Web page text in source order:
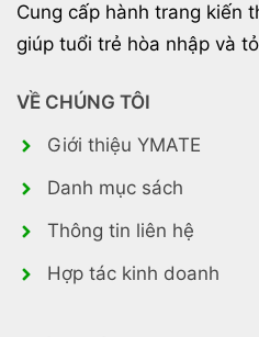
Cung cấp hành trang kiến
giúp tuổi trẻ hòa nhập và
VỀ CHÚNG TÔI
Giới thiệu YMATE
Danh mục sách
Thông tin liên hệ
Hợp tác kinh doanh